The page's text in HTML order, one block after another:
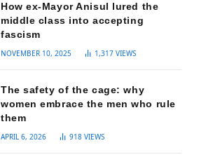
How ex-Mayor Anisul lured the
middle class into accepting
fascism
NOVEMBER 10, 2025 1,317 VIEWS
The safety of the cage: why
women embrace the men who rule
them
APRIL 6, 2026 918 VIEWS